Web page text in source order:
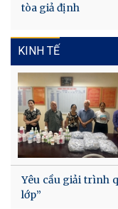
tòa giả định
KINH TẾ
Yêu cầu giải trình
lớp”